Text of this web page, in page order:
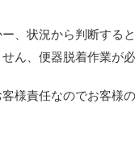
、状況から判断する
ん、便器脱着作業が必
様責任なのでお客様